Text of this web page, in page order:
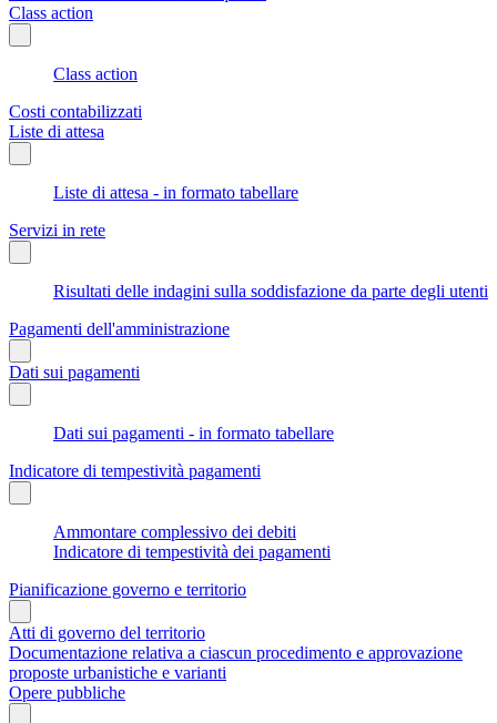
Class action
Class action
Costi contabilizzati
Liste di attesa
Liste di attesa - in formato tabellare
Servizi in rete
Risultati delle indagini sulla soddisfazione da parte degli utenti
Pagamenti dell'amministrazione
Dati sui pagamenti
Dati sui pagamenti - in formato tabellare
Indicatore di tempestività pagamenti
Ammontare complessivo dei debiti
Indicatore di tempestività dei pagamenti
Pianificazione governo e territorio
Atti di governo del territorio
Documentazione relativa a ciascun procedimento e approvazione
proposte urbanistiche e varianti
Opere pubbliche